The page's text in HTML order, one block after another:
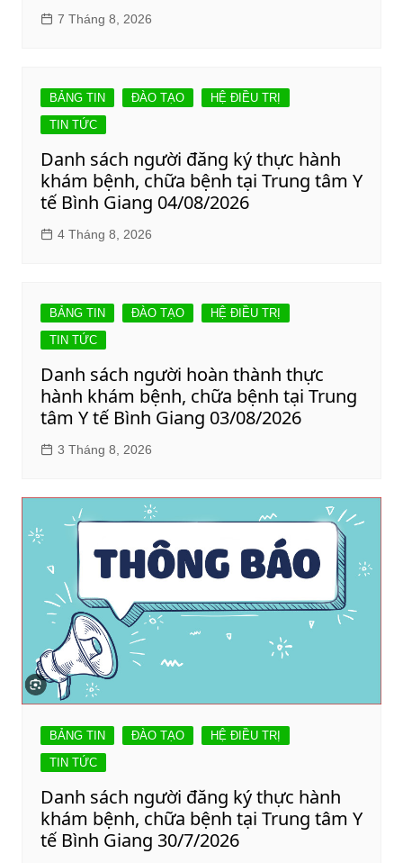
7 Tháng 8, 2026
BẢNG TIN ĐÀO TẠO
HỆ ĐIỀU TRỊ
TIN TỨC
Danh sách người đăng ký thực hành
khám bệnh, chữa bệnh tại Trung tâm Y
tế Bình Giang 04/08/2026
4 Tháng 8, 2026
BẢNG TIN ĐÀO TẠO
HỆ ĐIỀU TRỊ
TIN TỨC
Danh sách người hoàn thành thực
hành khám bệnh, chữa bệnh tại Trung
tâm Y tế Bình Giang 03/08/2026
3 Tháng 8, 2026
BẢNG TIN ĐÀO TẠO
HỆ ĐIỀU TRỊ
TIN TỨC
Danh sách người đăng ký thực hành
khám bệnh, chữa bệnh tại Trung tâm Y
tế Bình Giang 30/7/2026